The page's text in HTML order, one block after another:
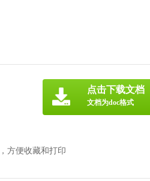
方便收藏和打印
点击下载文档
文档为doc格式